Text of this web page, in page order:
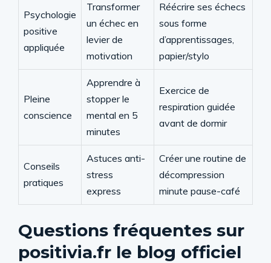
Psychologie
positive
appliquée
Transformer
un échec en
levier de
motivation
Réécrire ses échecs
sous forme
d’apprentissages,
papier/stylo
Pleine
conscience
Apprendre à
stopper le
mental en 5
minutes
Exercice de
respiration guidée
avant de dormir
Conseils
pratiques
Astuces anti-
stress
express
Créer une routine de
décompression
minute pause-café
Questions fréquentes sur
positivia.fr le blog officiel